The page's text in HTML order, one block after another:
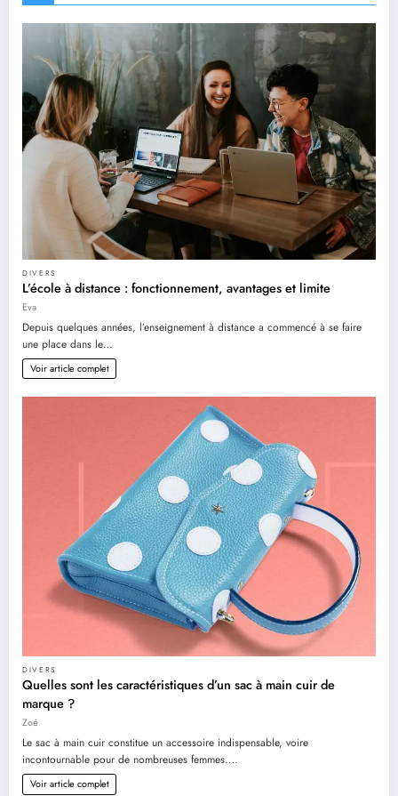
DIVERS
L’école à distance : fonctionnement, avantages et limite
Eva
Depuis quelques années, l’enseignement à distance a commencé à se faire
une place dans le…
Voir article complet
DIVERS
Quelles sont les caractéristiques d’un sac à main cuir de
marque ?
Zoé
Le sac à main cuir constitue un accessoire indispensable, voire
incontournable pour de nombreuses femmes.…
Voir article complet